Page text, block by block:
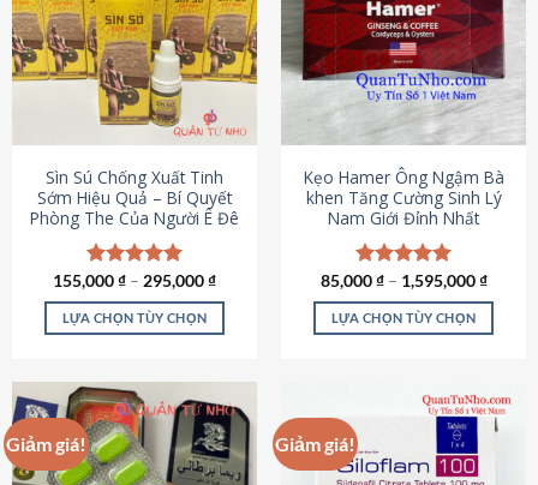
thể.
Các
tùy
chọn
có
thể
được
chọn
trên
trang
sản
phẩm
Sìn Sú Chống Xuất Tinh
Sớm Hiệu Quả – Bí Quyết
Phòng The Của Người Ê Đê
Được xếp
hạng4.95
5 sao
155,000₫ – 295,000₫
LỰA CHỌN TÙY CHỌN
này
có
nhiều
biến
Kẹo Hamer Ông Ngậm Bà
khen Tăng Cường Sinh Lý
Nam Giới Đỉnh Nhất
Được xếp
hạng5.00
5 sao
85,000₫– 1,595,000₫
LỰA CHỌN TÙY CHỌN
này
nhiều
biến
Giảm giá! Giảm giá!